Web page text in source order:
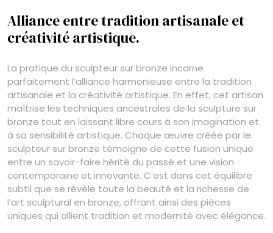
Alliance entre tradition artisanale et
créativité artistique.
La pratique du sculpteur sur bronze incarne
parfaitement l’alliance harmonieuse entre la tradition
artisanale et la créativité artistique. En effet, cet artisan
maîtrise les techniques ancestrales de la sculpture sur
bronze tout en laissant libre cours à son imagination et
à sa sensibilité artistique. Chaque œuvre créée par le
sculpteur sur bronze témoigne de cette fusion unique
entre un savoir-faire hérité du passé et une vision
contemporaine et innovante. C’est dans cet équilibre
subtil que se révèle toute la beauté et la richesse de
l’art sculptural en bronze, offrant ainsi des pièces
uniques qui allient tradition et modernité avec élégance.